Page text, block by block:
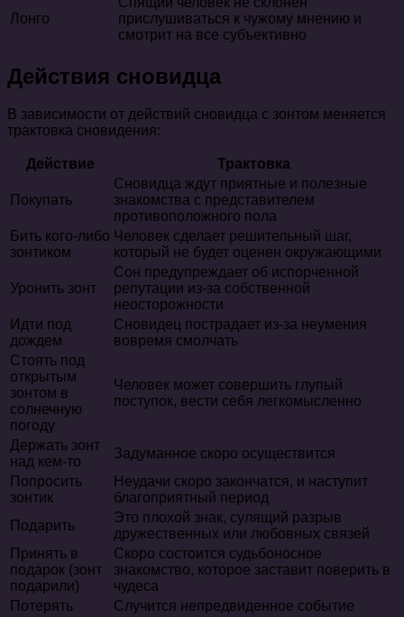
Лонго
прислушиваться к чужому мнению и
смотрит на все субъективно
Действия сновидца
В зависимости от действий сновидца с зонтом меняется
трактовка сновидения:
Действие Трактовка
Покупать
Сновидца ждут приятные и полезные
знакомства с представителем
противоположного пола
Бить кого-либо
зонтиком
Человек сделает решительный шаг,
который не будет оценен окружающими
Уронить зонт
Сон предупреждает об испорченной
репутации из-за собственной
неосторожности
Идти под
дождем
Сновидец пострадает из-за неумения
вовремя смолчать
Стоять под
открытым
зонтом в
солнечную
погоду
Человек может совершить глупый
поступок, вести себя легкомысленно
Держать зонт
над кем-то
Задуманное скоро осуществится
Попросить
зонтик
Неудачи скоро закончатся, и наступит
благоприятный период
Подарить
Это плохой знак, сулящий разрыв
дружественных или любовных связей
Принять в
подарок (зонт
подарили)
Скоро состоится судьбоносное
знакомство, которое заставит поверить в
чудеса
Потерять
Случится непредвиденное событие